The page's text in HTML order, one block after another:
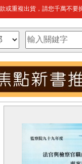
或重複出貨，請您千萬不要